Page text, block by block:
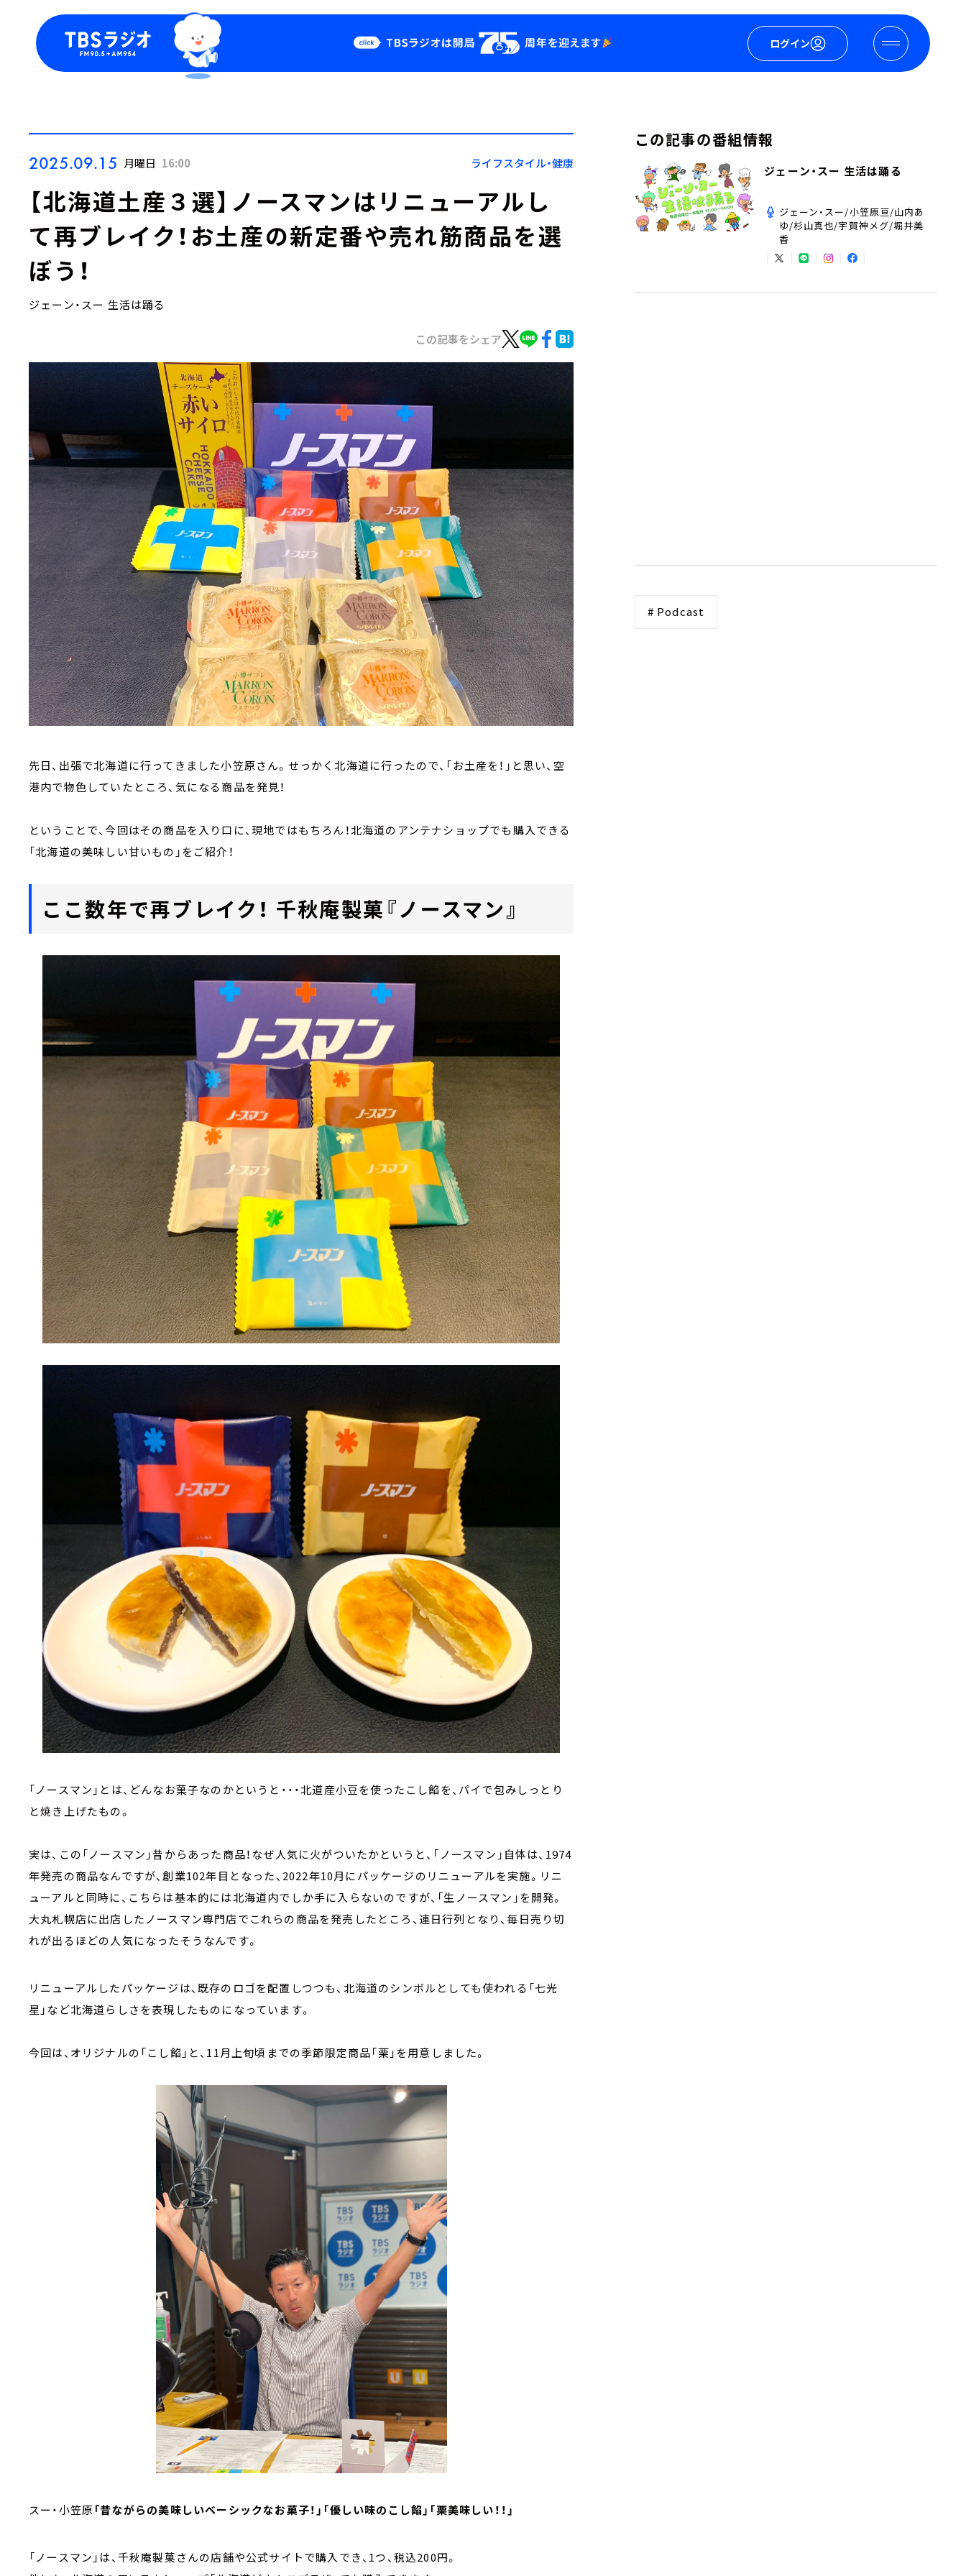
ログイン
Podcast
YouTube
会社情報
2025.09.15 月曜日 16:00 ライフスタイル・健康
【北海道土産３選】ノースマンはリニューアルし
て再ブレイク！お土産の新定番や売れ筋商品を選
ぼう！
ジェーン・スー 生活は踊る
この記事をシェア
先日、出張で北海道に行ってきました小笠原さん。せっかく北海道に行ったので、「お土産を！」と思い、空
港内で物色していたところ、気になる商品を発見！
ということで、今回はその商品を入り口に、現地ではもちろん！北海道のアンテナショップでも購入できる
「北海道の美味しい甘いもの」をご紹介！
ここ数年で再ブレイク！ 千秋庵製菓『ノースマン』
「ノースマン」とは、どんなお菓子なのかというと・・・北道産小豆を使ったこし餡を、パイで包みしっとり
と焼き上げたもの。
実は、この「ノースマン」昔からあった商品！なぜ人気に火がついたかというと、「ノースマン」自体は、1974
年発売の商品なんですが、創業102年目となった、2022年10月にパッケージのリニューアルを実施。リニ
ューアルと同時に、こちらは基本的には北海道内でしか手に入らないのですが、「生ノースマン」を開発。
大丸札幌店に出店したノースマン専門店でこれらの商品を発売したところ、連日行列となり、毎日売り切
れが出るほどの人気になったそうなんです。
リニューアルしたパッケージは、既存のロゴを配置しつつも、北海道のシンボルとしても使われる「七光
星」など北海道らしさを表現したものになっています。
今回は、オリジナルの「こし餡」と、11月上旬頃までの季節限定商品「栗」を用意しました。
スー・小笠原「昔ながらの美味しいベーシックなお菓子！」「優しい味のこし餡」「栗美味しい！！」
「ノースマン」は、千秋庵製菓さんの店舗や公式サイトで購入でき、1つ、税込200円。
この記事の番組情報
ジェーン・スー 生活は踊る
ジェーン・スー/小笠原亘/山内あ
ゆ/杉山真也/宇賀神メグ/堀井美
香
# Podcast